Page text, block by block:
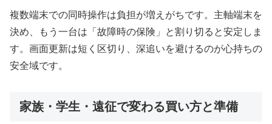
複数端末での同時操作は負担が増えがちです。主軸端末を
決め、もう一台は「故障時の保険」と割り切ると安定しま
す。画面更新は短く区切り、深追いを避けるのが心持ちの
安全域です。
家族・学生・遠征で変わる買い方と準備